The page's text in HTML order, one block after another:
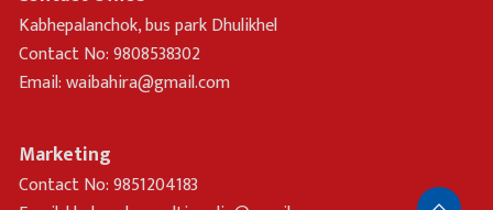
Kabhepalanchok, bus park Dhulikhel
Contact No: 9808538302
Email:waibahira@gmail.com
Marketing
Contact No: 9851204183